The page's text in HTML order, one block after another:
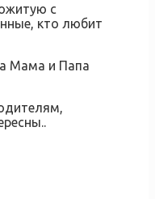
с
кто любит
Мама и Папа